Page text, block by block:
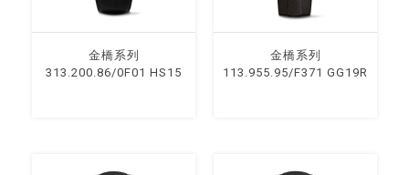
⾦橋系列
313.200.86/0F01 HS15
⾦橋系列
113.955.95/F371 GG19R